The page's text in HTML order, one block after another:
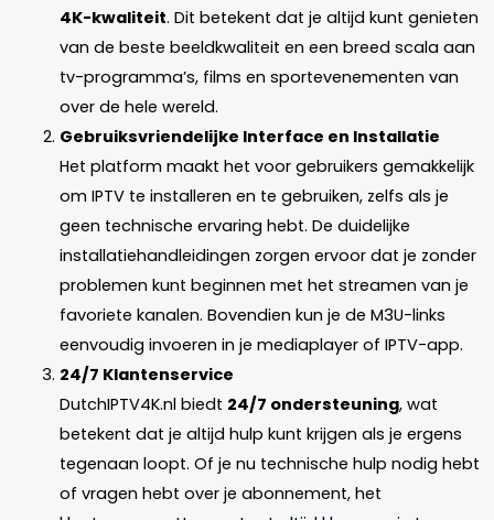
4K-kwaliteit. Dit betekent dat je altijd kunt genieten
van de beste beeldkwaliteit en een breed scala aan
tv-programma’s, films en sportevenementen van
over de hele wereld.
Gebruiksvriendelijke Interface en Installatie
Het platform maakt het voor gebruikers gemakkelijk
om IPTV te installeren en te gebruiken, zelfs als je
geen technische ervaring hebt. De duidelijke
installatiehandleidingen zorgen ervoor dat je zonder
problemen kunt beginnen met het streamen van je
favoriete kanalen. Bovendien kun je de M3U-links
eenvoudig invoeren in je mediaplayer of IPTV-app.
24/7 Klantenservice
DutchIPTV4K.nl biedt 24/7 ondersteuning, wat
betekent dat je altijd hulp kunt krijgen als je ergens
tegenaan loopt. Of je nu technische hulp nodig hebt
of vragen hebt over je abonnement, het